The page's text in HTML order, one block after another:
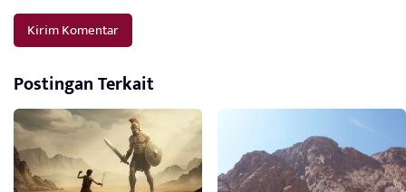
Postingan Terkait